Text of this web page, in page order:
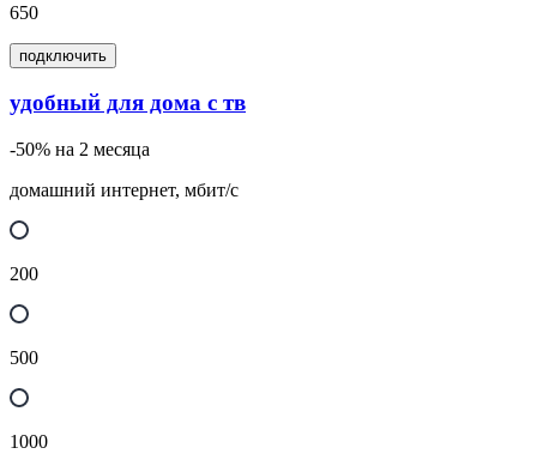
650
подключить
удобный для дома с тв
-50% на 2 месяца
домашний интернет, мбит/с
200
500
1000